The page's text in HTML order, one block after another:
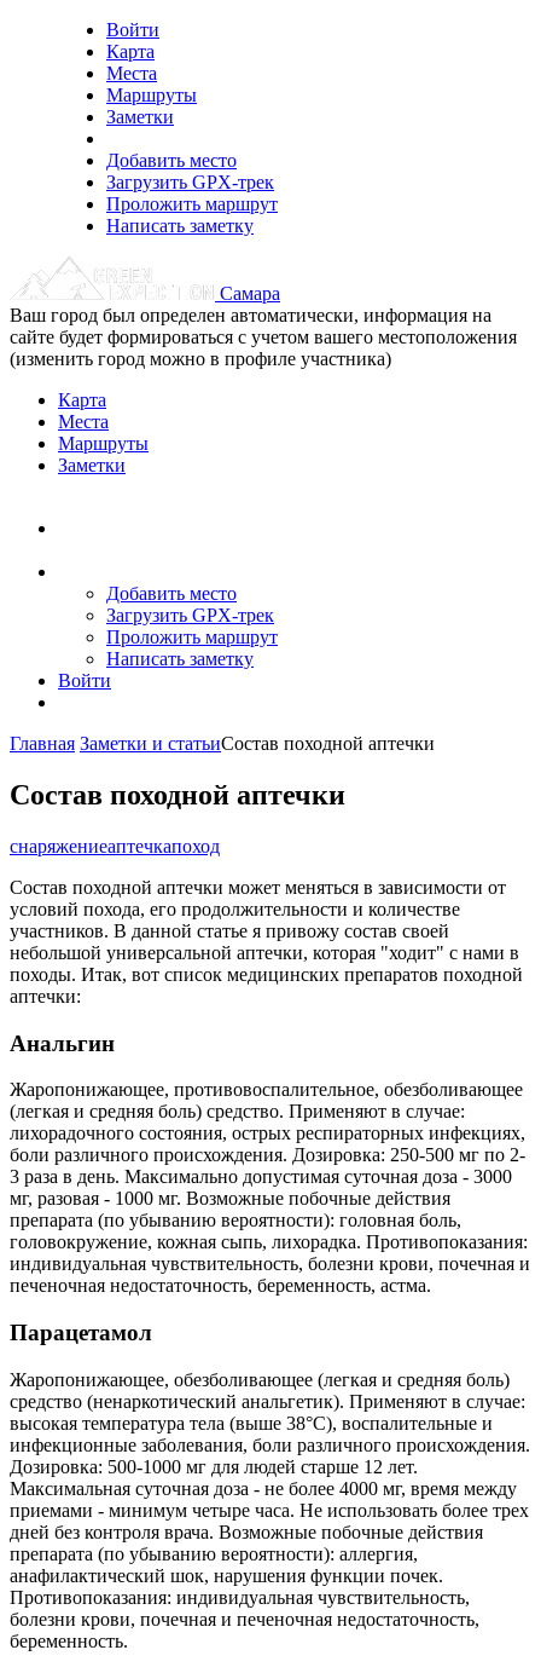
Войти
Карта
Места
Маршруты
Заметки
Добавить место
Загрузить GPX-трек
Проложить маршрут
Написать заметку
Самара
Ваш город был определен автоматически, информация на
сайте будет формироваться с учетом вашего местоположения
(изменить город можно в профиле участника)
Карта
Места
Маршруты
Заметки
Добавить место
Загрузить GPX-трек
Проложить маршрут
Написать заметку
Войти
Главная Заметки и статьиСостав походной аптечки
Состав походной аптечки
снаряжениеаптечкапоход
Состав походной аптечки может меняться в зависимости от
условий похода, его продолжительности и количестве
участников. В данной статье я привожу состав своей
небольшой универсальной аптечки, которая "ходит" с нами в
походы. Итак, вот список медицинских препаратов походной
аптечки:
Анальгин
Жаропонижающее, противовоспалительное, обезболивающее
(легкая и средняя боль) средство. Применяют в случае:
лихорадочного состояния, острых респираторных инфекциях,
боли различного происхождения. Дозировка: 250-500 мг по 2-
3 раза в день. Максимально допустимая суточная доза - 3000
мг, разовая - 1000 мг. Возможные побочные действия
препарата (по убыванию вероятности): головная боль,
головокружение, кожная сыпь, лихорадка. Противопоказания:
индивидуальная чувствительность, болезни крови, почечная и
печеночная недостаточность, беременность, астма.
Парацетамол
Жаропонижающее, обезболивающее (легкая и средняя боль)
средство (ненаркотический анальгетик). Применяют в случае:
высокая температура тела (выше 38°С), воспалительные и
инфекционные заболевания, боли различного происхождения.
Дозировка: 500-1000 мг для людей старше 12 лет.
Максимальная суточная доза - не более 4000 мг, время между
приемами - минимум четыре часа. Не использовать более трех
дней без контроля врача. Возможные побочные действия
препарата (по убыванию вероятности): аллергия,
анафилактический шок, нарушения функции почек.
Противопоказания: индивидуальная чувствительность,
болезни крови, почечная и печеночная недостаточность,
беременность.